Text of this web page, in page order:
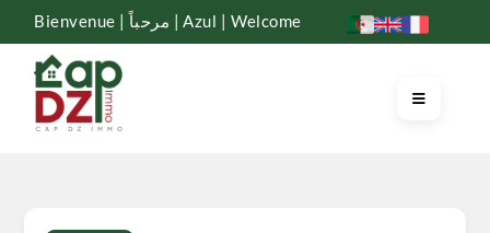
Bienvenue | مرحباً | Azul | Welcome